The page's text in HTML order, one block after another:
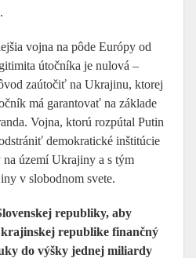
vojna na pôde Európy od
útočníka je nulová –
zaútočiť na Ukrajinu, ktorej
má garantovať na základe
Vojna, ktorú rozpútal Putin
demokratické inštitúcie
na území Ukrajiny a s tým
v slobodnom svete.
republiky, aby
republike finančný
do výšky jednej miliardy